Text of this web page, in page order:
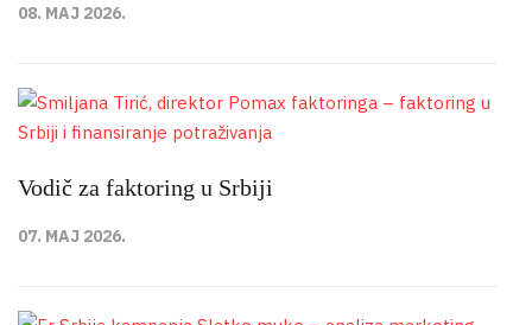
08. MAJ 2026.
Vodič za faktoring u Srbiji
07. MAJ 2026.